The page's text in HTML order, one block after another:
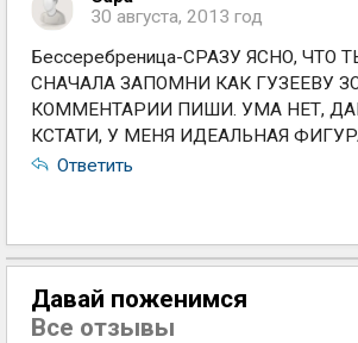
30 августа, 2013 год
Бессеребреница-СРАЗУ ЯСНО, ЧТО
СНАЧАЛА ЗАПОМНИ КАК ГУЗЕЕВУ
КОММЕНТАРИИ ПИШИ. УМА НЕТ,
КСТАТИ, У МЕНЯ ИДЕАЛЬНАЯ
Ответить
Давай поженимся
Все отзывы